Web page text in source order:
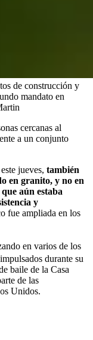
de construcción y
mandato en
cercanas al
a un conjunto
jueves, también
en granito, y no en
aún estaba
y
fue ampliada en los
en varios de los
durante su
baile de la Casa
de las
Unidos.